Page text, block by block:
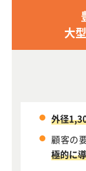
大型
外径
顧客の
極的に